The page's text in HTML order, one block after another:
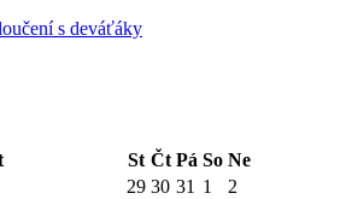
s deváťáky
St Čt Pá So Ne
29 30 31 1
2